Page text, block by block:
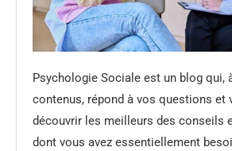
Psychologie Sociale est un blog qui,
contenus, répond à vos questions et
découvrir les meilleurs des conseils
dont vous avez essentiellement